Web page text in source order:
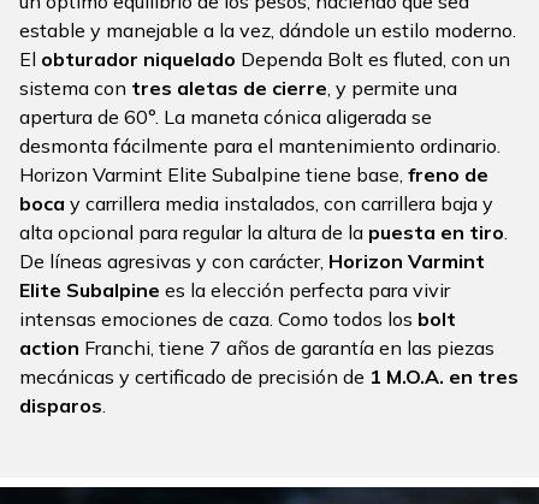
estable y manejable a la vez, dándole un estilo moderno.
El obturador niquelado Dependa Bolt es fluted, con un
sistema con tres aletas de cierre, y permite una
apertura de 60°. La maneta cónica aligerada se
desmonta fácilmente para el mantenimiento ordinario.
Horizon Varmint Elite Subalpine tiene base, freno de
boca y carrillera media instalados, con carrillera baja y
alta opcional para regular la altura de la puesta en tiro.
De líneas agresivas y con carácter, Horizon Varmint
Elite Subalpine es la elección perfecta para vivir
intensas emociones de caza. Como todos los bolt
action Franchi, tiene 7 años de garantía en las piezas
mecánicas y certificado de precisión de 1 M.O.A. en tres
disparos.